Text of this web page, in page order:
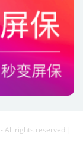
- All rights reserved |